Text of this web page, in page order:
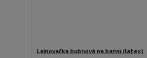
Lajnovačka bubnová na barvu (latex)